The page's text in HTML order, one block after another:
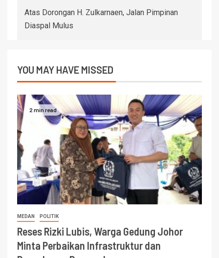
Atas Dorongan H. Zulkarnaen, Jalan Pimpinan
Diaspal Mulus
YOU MAY HAVE MISSED
2 min read
MEDAN POLITIK
Reses Rizki Lubis, Warga Gedung Johor
Minta Perbaikan Infrastruktur dan